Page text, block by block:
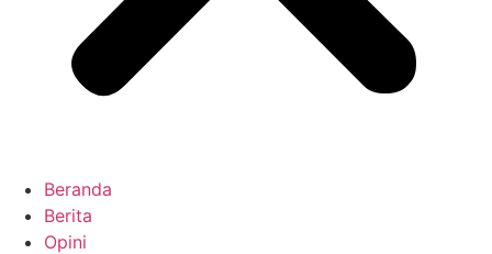
Beranda
Berita
Opini